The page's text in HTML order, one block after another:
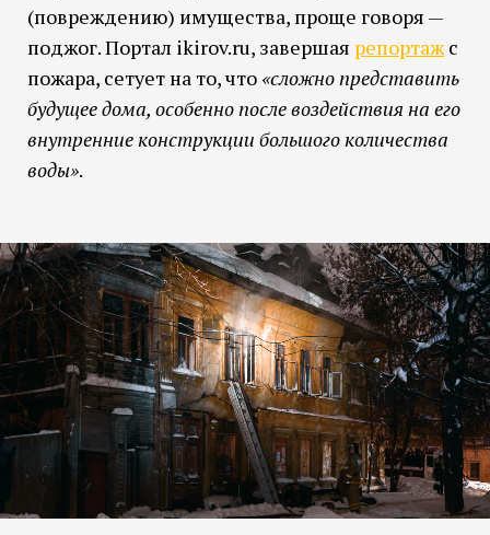
(повреждению) имущества, проще говоря —
поджог. Портал ikirov.ru, завершая репортажс
пожара, сетует на то, что «сложно представить
будущее дома, особенно после воздействия на его
внутренние конструкции большого количества
воды».